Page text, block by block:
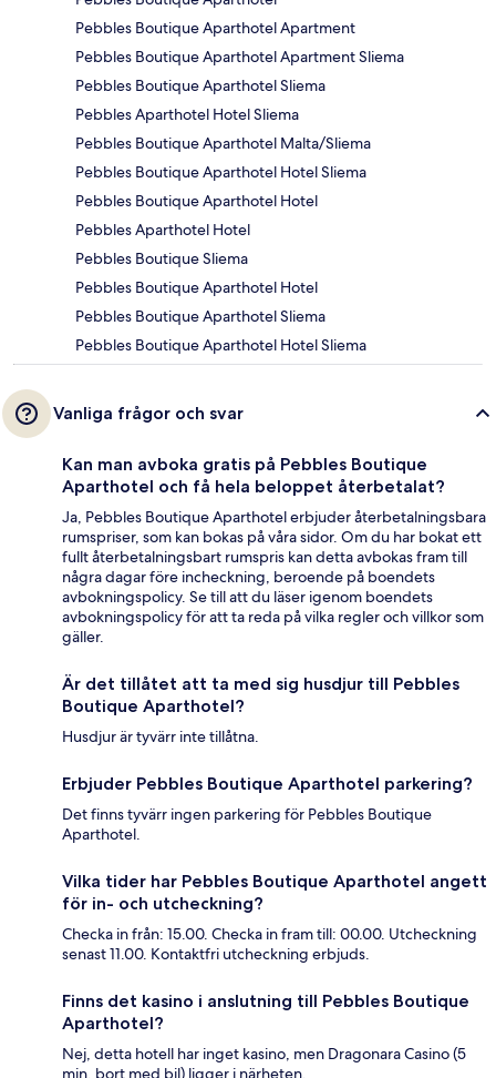
Pebbles Boutique Aparthotel Apartment
Pebbles Boutique Aparthotel Apartment Sliema
Pebbles Boutique Aparthotel Sliema
Pebbles Aparthotel Hotel Sliema
Pebbles Boutique Aparthotel Malta/Sliema
Pebbles Boutique Aparthotel Hotel Sliema
Pebbles Boutique Aparthotel Hotel
Pebbles Aparthotel Hotel
Pebbles Boutique Sliema
Pebbles Boutique Aparthotel Hotel
Pebbles Boutique Aparthotel Sliema
Pebbles Boutique Aparthotel Hotel Sliema
Vanliga frågor och svar
Kan man avboka gratis på Pebbles Boutique
Aparthotel och få hela beloppet återbetalat?
Ja, Pebbles Boutique Aparthotel erbjuder återbetalningsbara
rumspriser, som kan bokas på våra sidor. Om du har bokat ett
fullt återbetalningsbart rumspris kan detta avbokas fram till
några dagar före incheckning, beroende på boendets
avbokningspolicy. Se till att du läser igenom boendets
avbokningspolicy för att ta reda på vilka regler och villkor som
gäller.
Är det tillåtet att ta med sig husdjur till Pebbles
Boutique Aparthotel?
Husdjur är tyvärr inte tillåtna.
Erbjuder Pebbles Boutique Aparthotel parkering?
Det finns tyvärr ingen parkering för Pebbles Boutique
Aparthotel.
Vilka tider har Pebbles Boutique Aparthotel angett
för in- och utcheckning?
Checka in från: 15.00. Checka in fram till: 00.00. Utcheckning
senast 11.00. Kontaktfri utcheckning erbjuds.
Finns det kasino i anslutning till Pebbles Boutique
Aparthotel?
Nej, detta hotell har inget kasino, men Dragonara Casino (5
min. bort med bil) ligger i närheten.